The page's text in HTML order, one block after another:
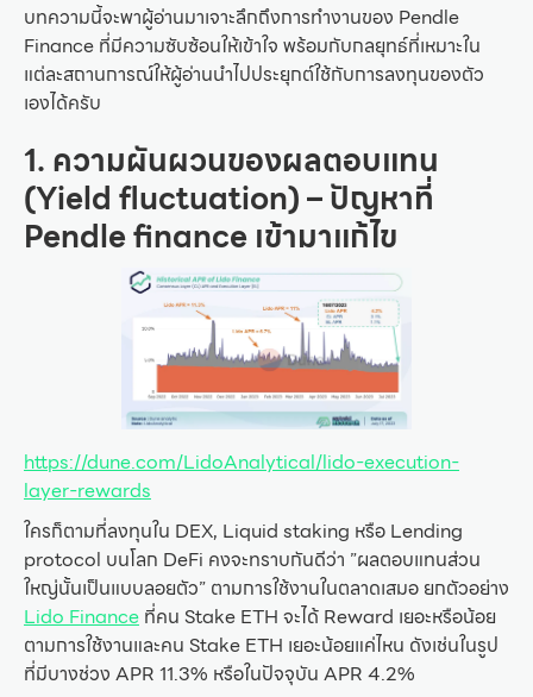
บทความนี้จะพาผู้อ่านมาเจาะลึกถึงการทำงานของ Pendle
Finance ที่มีความซับซ้อนให้เข้าใจ พร้อมกับกลยุทธ์ที่เหมาะใน
แต่ละสถานการณ์ให้ผู้อ่านนำไปประยุกต์ใช้กับการลงทุนของตัว
เองได้ครับ
1. ความผันผวนของผลตอบแทน
(Yield fluctuation) – ปัญหาที่
Pendle finance เข้ามาแก้ไข
https://dune.com/LidoAnalytical/lido-execution-
layer-rewards
ใครก็ตามที่ลงทุนใน DEX, Liquid staking หรือ Lending
protocol บนโลก DeFi คงจะทราบกันดีว่า ”ผลตอบแทนส่วน
ใหญ่นั้นเป็นแบบลอยตัว” ตามการใช้งานในตลาดเสมอ ยกตัวอย่าง
Lido Finance ที่คน Stake ETH จะได้ Reward เยอะหรือน้อย
ตามการใช้งานและคน Stake ETH เยอะน้อยแค่ไหน ดังเช่นในรูป
ที่มีบางช่วง APR 11.3% หรือในปัจจุบัน APR 4.2%